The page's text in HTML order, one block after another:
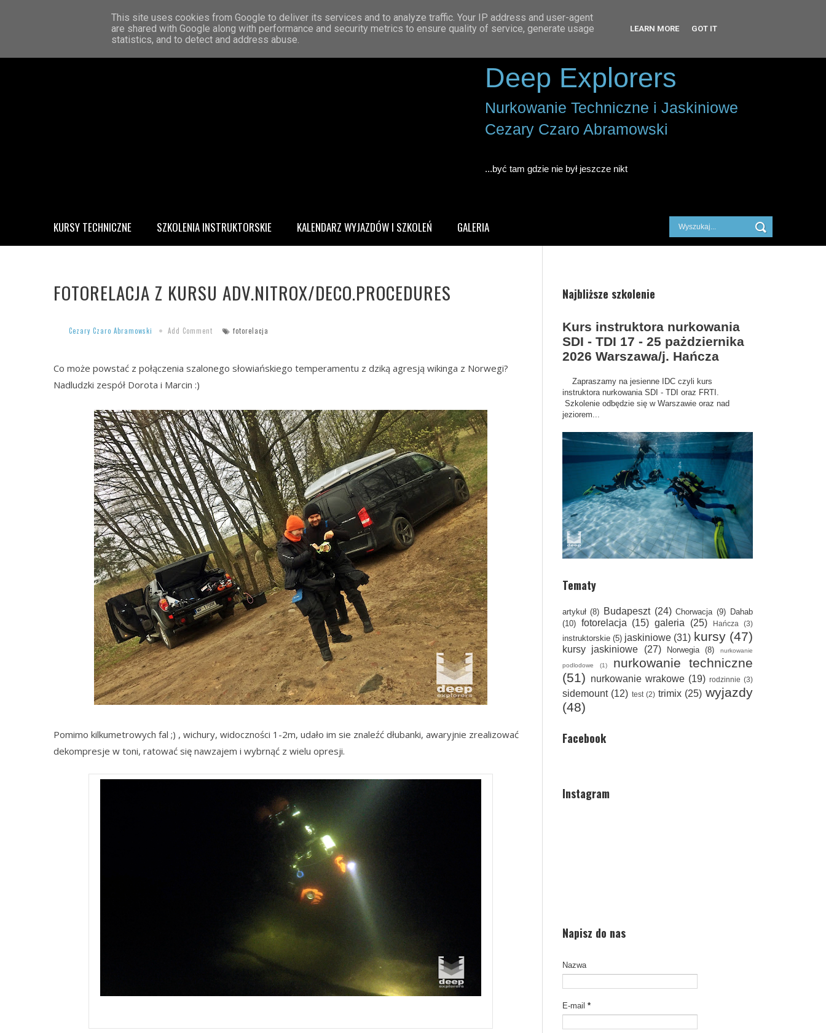
KONTAKT O MNIE
Deep Explorers
Nurkowanie Techniczne i Jaskiniowe
Cezary Czaro Abramowski
...być tam gdzie nie był jeszcze nikt
KURSY TECHNICZNE SZKOLENIA INSTRUKTORSKIE KALENDARZ WYJAZDÓW I SZKOLEŃ GALERIA
FOTORELACJA Z KURSU ADV.NITROX/DECO.PROCEDURES
Cezary Czaro Abramowski Add Comment fotorelacja
Co może powstać z połączenia szalonego słowiańskiego temperamentu z dziką agresją wikinga z Norwegi?
Nadludzki zespół Dorota i Marcin :)
Pomimo kilkumetrowych fal ;) , wichury, widoczności 1-2m, udało im sie znaleźć dłubanki, awaryjnie zrealizować
dekompresje w toni, ratować się nawzajem i wybrnąć z wielu opresji.
Najbliższe szkolenie
Kurs instruktora nurkowania
SDI - TDI 17 - 25 pażdziernika
2026 Warszawa/j. Hańcza
Zapraszamy na jesienne IDC czyli kurs
instruktora nurkowania SDI - TDI oraz FRTI.
Szkolenie odbędzie się w Warszawie oraz nad
jeziorem...
Tematy
artykuł (8) Budapeszt (24) Chorwacja (9) Dahab
(10)
fotorelacja (15) galeria (25) Hańcza (3)
instruktorskie (5) jaskiniowe (31) kursy (47)
kursy jaskiniowe (27) Norwegia (8) nurkowanie
podlodowe (1)
nurkowanie techniczne
(51) nurkowanie wrakowe (19) rodzinnie (3)
sidemount (12) test (2) trimix (25) wyjazdy
(48)
Facebook
Instagram
Napisz do nas
Nazwa
E-mail *
This site uses cookies from Google to deliver its services and to analyze traffic. Your IP address and user-agent
are shared with Google along with performance and security metrics to ensure quality of service, generate usage
statistics, and to detect and address abuse.
LEARN MORE GOT IT